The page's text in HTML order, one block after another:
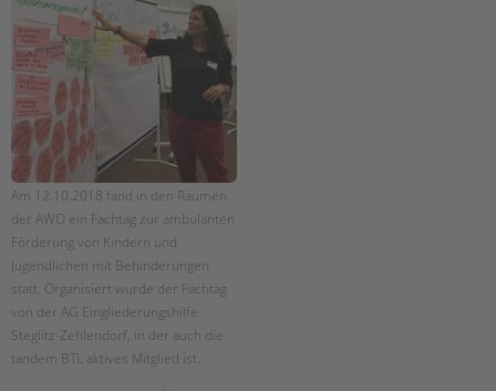
Am 12.10.2018 fand in den Räumen
der AWO ein Fachtag zur ambulanten
Förderung von Kindern und
Jugendlichen mit Behinderungen
statt. Organisiert wurde der Fachtag
von der AG Eingliederungshilfe
Steglitz-Zehlendorf, in der auch die
tandem BTL aktives Mitglied ist.